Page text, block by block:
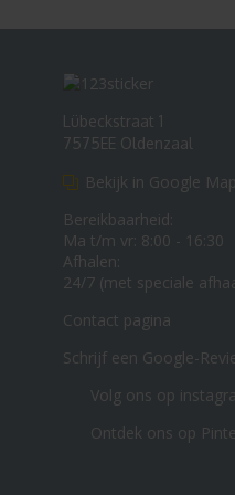
Lübeckstraat 1
7575EE Oldenzaal
Bekijk in Google
Bereikbaarheid:
Ma t/m vr: 8:00 - 16:30
Afhalen:
24/7 (met speciale
Contact pagina
Schrijf een Google-
Volg ons op
Ontdek ons op